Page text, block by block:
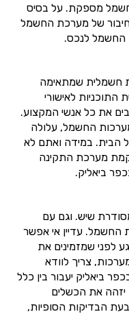
מספקת. על בסיס
של מערכת החשמל
החשמל לנכס.
חשמלית שמתאימה
לאישורי
את כל אנשי המקצוע.
החשמל, עלולה
הבית. במידה ואתם לא
מערכת התקינה
ביאליק.
שיש. וגם עם
החשמל. עדיין אי אפשר
לפני שמזמינים את
צריך לוודא
ביאליק יעבור בין כלל
יזהה את הכשלים
בעת הבדיקות הסופיות,